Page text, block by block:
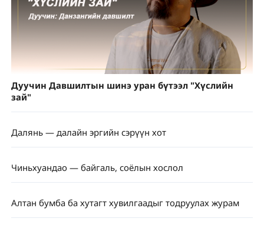
Дуучин Давшилтын шинэ уран бүтээл "Хүслийн
зай"
Далянь — далайн эргийн сэрүүн хот
Чиньхуандао — байгаль, соёлын хослол
Алтан бумба ба хутагт хувилгаадыг тодруулах журам